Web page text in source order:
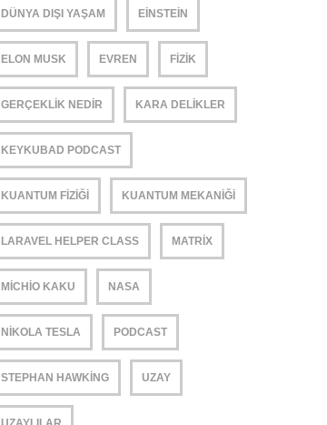
DÜNYA DIŞI YAŞAM EINSTEIN
ELON MUSK EVREN FIZIK
GERÇEKLIK NEDIR KARA DELIKLER
KEYKUBAD PODCAST
KUANTUM FIZIĞI KUANTUM MEKANIĞI
LARAVEL HELPER CLASS MATRIX
MICHIO KAKU NASA
NIKOLA TESLA PODCAST
STEPHAN HAWKING UZAY